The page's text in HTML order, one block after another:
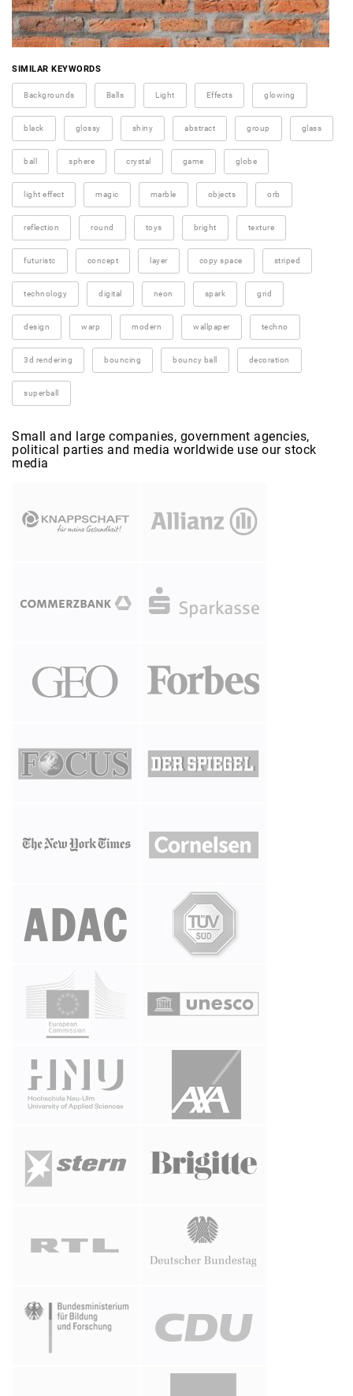
SIMILAR KEYWORDS
Backgrounds Balls Light Effects glowing
black glossy shiny abstract group glass
ball sphere crystal game globe
light effect magic marble objects orb
reflection round toys bright texture
futuristc concept layer copy space striped
technology digital neon spark grid
design warp modern wallpaper techno
3d rendering bouncing bouncy ball decoration
superball
Small and large companies, government agencies,
political parties and media worldwide use our stock
media